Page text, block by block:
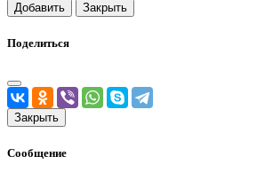
Добавить Закрыть
Поделиться
Закрыть
Сообщение